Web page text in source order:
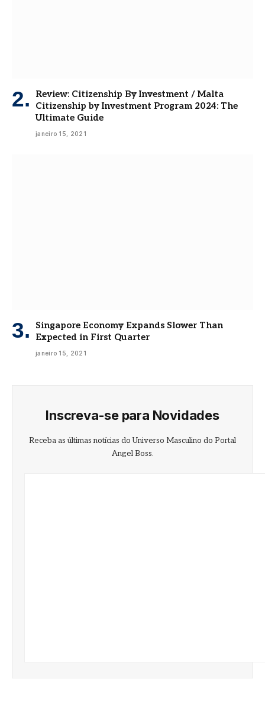
Review: Citizenship By Investment / Malta
Citizenship by Investment Program 2024: The
Ultimate Guide
janeiro 15, 2021
Singapore Economy Expands Slower Than
Expected in First Quarter
janeiro 15, 2021
Inscreva-se para Novidades
Receba as últimas notícias do Universo Masculino do Portal
Angel Boss.